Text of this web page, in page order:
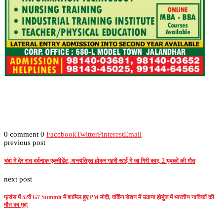
0 comment 0 FacebookTwitterPinterestEmail
previous post
चंबा में देर रात दर्दनाक एक्सीडेंट, अनयंत्रित होकर गहरी खाई में जा गिरी कार, 2 युवकों की मौत
next post
फ्रांस में 52वें G7 Summit में शामिल हुए PM मोदी, वर्किंग सेशन में उठाया होर्मुज में भारतीय नाविकों की
मौत का मुद्दा